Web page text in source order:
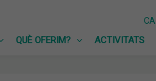
CA
QUÈ OFERIM? ACTIVITATS